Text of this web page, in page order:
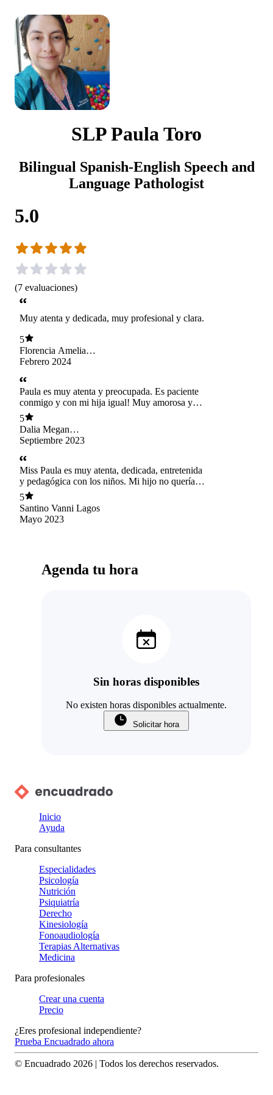
SLP Paula Toro
Bilingual Spanish-English Speech and
Language Pathologist
5.0
(7 evaluaciones)
Muy atenta y dedicada, muy profesional y clara.
5
Florencia Amelia
Alvarado Vidal
Febrero 2024
Paula es muy atenta y preocupada. Es paciente
conmigo y con mi hija igual! Muy amorosa y
profesional, gracias Paula!
5
Dalia Megan
Vasquez Holley
Septiembre 2023
Miss Paula es muy atenta, dedicada, entretenida
y pedagógica con los niños. Mi hijo no quería
irse y seguir con ella en la clase, estaba feliz!
5
Santino Vanni Lagos
Mayo 2023
Agenda tu hora
Sin horas disponibles
No existen horas disponibles actualmente.
Solicitar hora
Inicio
Ayuda
Para consultantes
Especialidades
Psicología
Nutrición
Psiquiatría
Derecho
Kinesiología
Fonoaudiología
Terapias Alternativas
Medicina
Para profesionales
Crear una cuenta
Precio
¿Eres profesional independiente?
Prueba Encuadrado ahora
© Encuadrado 2026 | Todos los derechos reservados.